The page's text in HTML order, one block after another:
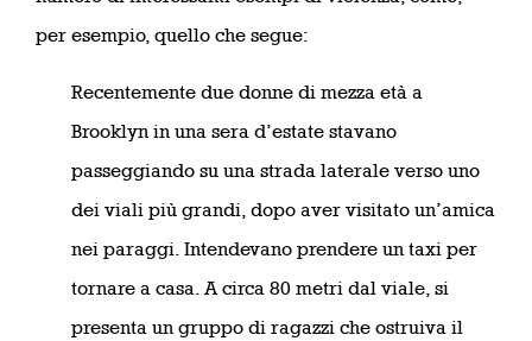
per esempio, quello che segue:
Recentemente due donne di mezza età a
Brooklyn in una sera d’estate stavano
passeggiando su una strada laterale verso uno
dei viali più grandi, dopo aver visitato un’amica
nei paraggi. Intendevano prendere un taxi per
tornare a casa. A circa 80 metri dal viale, si
presenta un gruppo di ragazzi che ostruiva il